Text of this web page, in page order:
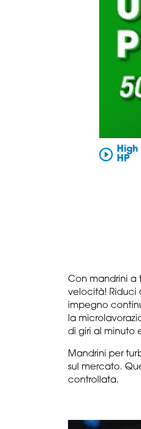
High
HP
Con mandrini a
velocità! Riduci
impegno
la
di giri al minuto
Mandrini per
sul mercato.
controllata.